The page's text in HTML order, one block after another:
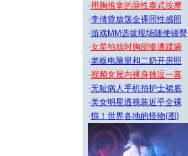
·用胸推拿的异性泰式按摩
·李倩蓉放荡全裸照性感照
·游戏MM选拔现场随便碰臀
·女星拍戏时胸部惨遭蹂躏
·老板电脑里和二奶开房照
·视频女屋内裸身挑逗一幕
·无耻病人手机拍护士裙底
·美女明星透视装近乎全裸
·惊！世界各地的怪物(图)